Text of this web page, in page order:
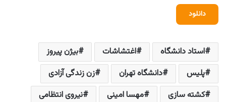
دانلود
استاد دانشگاه اغتشاشات
بیژن پیروز
پلیس
دانشگاه تهران
زن زندگی آزادی
کشته سازی
مهسا امینی نیروی انتظامی